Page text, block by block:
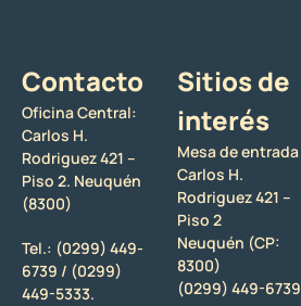
Contacto
Oficina Central:
Carlos H.
Rodriguez 421 –
Piso 2. Neuquén
(8300)
Tel.: (0299) 449-
6739 / (0299)
449-5333.
Sitios de
interés
Mesa de entrada
Carlos H.
Rodriguez 421 –
Piso 2
Neuquén (CP:
8300)
(0299) 449-6739